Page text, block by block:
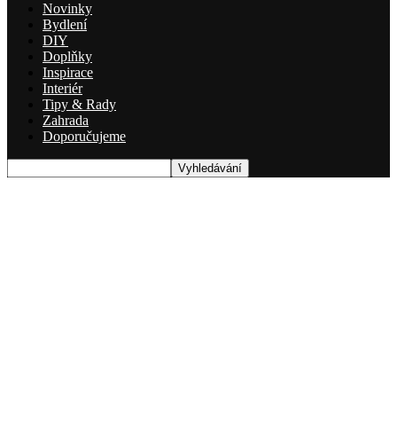
Novinky
Bydlení
DIY
Doplňky
Inspirace
Interiér
Tipy & Rady
Zahrada
Doporučujeme